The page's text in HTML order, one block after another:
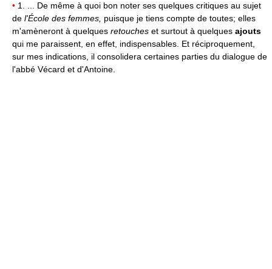
• 1. ... De même à quoi bon noter ses quelques critiques au sujet
de l'École des femmes, puisque je tiens compte de toutes; elles
m'amèneront à quelques retouches et surtout à quelques ajouts
qui me paraissent, en effet, indispensables. Et réciproquement,
sur mes indications, il consolidera certaines parties du dialogue de
l'abbé Vécard et d'Antoine.